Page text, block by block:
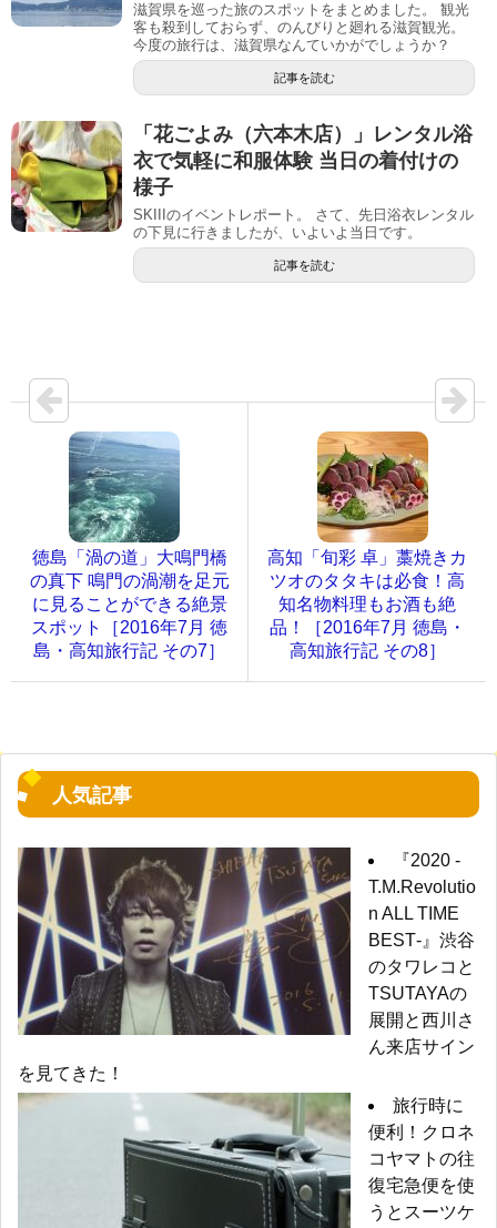
滋賀県を巡った旅のスポットをまとめました。 観光
客も殺到しておらず、のんびりと廻れる滋賀観光。
今度の旅行は、滋賀県なんていかがでしょうか？
記事を読む
「花ごよみ（六本木店）」レンタル浴
衣で気軽に和服体験 当日の着付けの
様子
SKIIIのイベントレポート。 さて、先日浴衣レンタル
の下見に行きましたが、いよいよ当日です。
記事を読む
徳島「渦の道」大鳴門橋
の真下 鳴門の渦潮を足元
に見ることができる絶景
スポット［2016年7月 徳
島・高知旅行記 その7］
高知「旬彩 卓」藁焼きカ
ツオのタタキは必食！高
知名物料理もお酒も絶
品！［2016年7月 徳島・
高知旅行記 その8］
人気記事
『2020 -
T.M.Revolutio
n ALL TIME
BEST‐』渋谷
のタワレコと
TSUTAYAの
展開と西川さ
ん来店サイン
を見てきた！
旅行時に
便利！クロネ
コヤマトの往
復宅急便を使
うとスーツケ